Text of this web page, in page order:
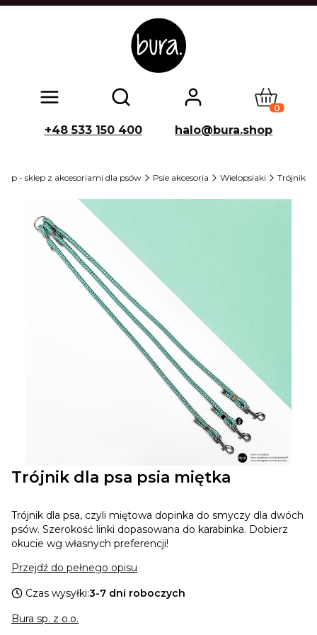
Otwórz wyszukiwarkę Produkty
+48 533 150 400 halo@bura.shop
- sklep z akcesoriami dla psów Psie akcesoria Wielopsiaki Trójnik
Trójnik dla psa psia miętka
Trójnik dla psa, czyli miętowa dopinka do smyczy dla dwóch
psów. Szerokość linki dopasowana do karabinka. Dobierz
okucie wg własnych preferencji!
Przejdź do pełnego opisu
Czas wysyłki:3-7 dni roboczych
Bura sp. z o.o.